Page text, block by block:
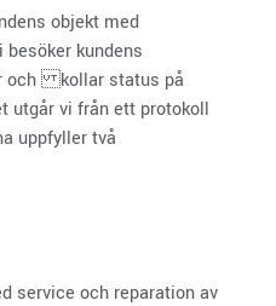
objekt med
besöker kundens
och kollar status på
utgår vi från ett protokoll
uppfyller två
service och reparation av